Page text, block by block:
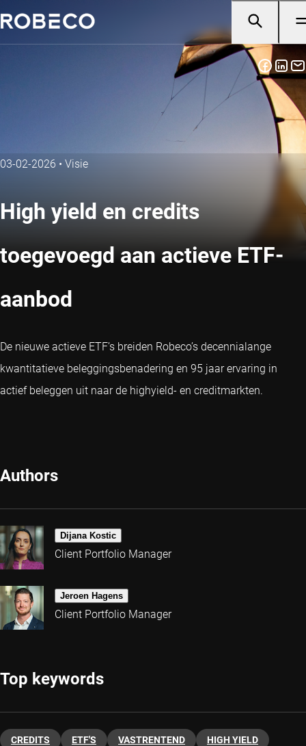
03-02-2026 • Visie
High yield en credits
toegevoegd aan actieve ETF-
aanbod
De nieuwe actieve ETF’s breiden Robeco’s decennialange
kwantitatieve beleggingsbenadering en 95 jaar ervaring in
actief beleggen uit naar de highyield- en creditmarkten.
Authors
Dijana Kostic
Client Portfolio Manager
Jeroen Hagens
Client Portfolio Manager
Top keywords
CREDITS ETF'S VASTRENTEND HIGH YIELD